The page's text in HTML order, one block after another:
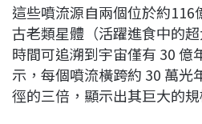
這些噴流源自兩個位於約116
古老類星體（活躍進食中的
時間可追溯到宇宙僅有 30 億
示，每個噴流橫跨約 30 萬光
徑的三倍，顯示出其巨大的規